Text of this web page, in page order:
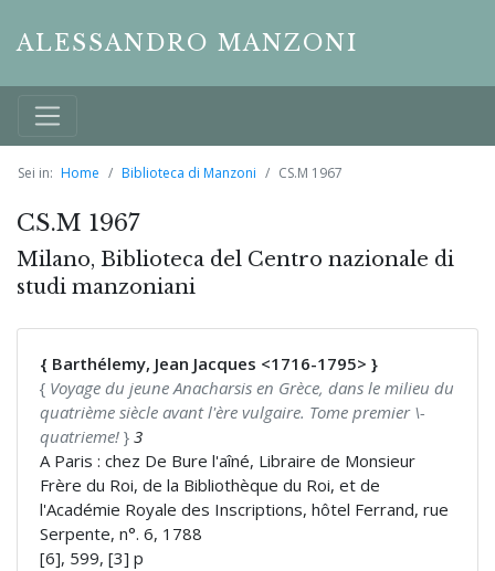
ALESSANDRO MANZONI
Sei in: Home Biblioteca di Manzoni CS.M 1967
CS.M 1967
Milano, Biblioteca del Centro nazionale di
studi manzoniani
{ Barthélemy, Jean Jacques <1716-1795> }
{ Voyage du jeune Anacharsis en Grèce, dans le milieu du
quatrième siècle avant l'ère vulgaire. Tome premier \-
quatrieme! } 3
A Paris : chez De Bure l'aîné, Libraire de Monsieur
Frère du Roi, de la Bibliothèque du Roi, et de
l'Académie Royale des Inscriptions, hôtel Ferrand, rue
Serpente, n°. 6, 1788
[6], 599, [3] p